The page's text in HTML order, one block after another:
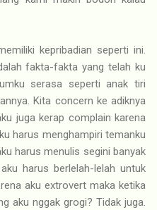
kepribadian seperti ini.
fakta-fakta yang telah ku
serasa seperti anak tiri
Kita concern ke adiknya
juga kerap complain karena
harus menghampiri temanku
harus menulis segini banyak
harus berlelah-lelah untuk
aku extrovert maka ketika
aku nggak grogi? Tidak juga.